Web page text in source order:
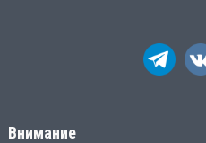
Внимание